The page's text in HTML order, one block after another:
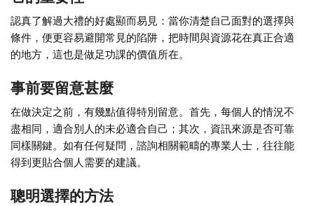
認真了解過大禮的好處顯而易見：當你清楚自己面對的選擇與
條件，便更容易避開常見的陷阱，把時間與資源花在真正合適
的地方，這也是做足功課的價值所在。
事前要留意甚麼
在做決定之前，有幾點值得特別留意。首先，每個人的情況不
盡相同，適合別人的未必適合自己；其次，資訊來源是否可靠
同樣關鍵。如有任何疑問，諮詢相關範疇的專業人士，往往能
得到更貼合個人需要的建議。
聰明選擇的方法